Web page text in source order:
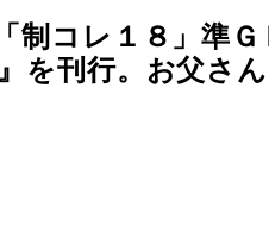
制コレ１８」準
を刊行。お父さ